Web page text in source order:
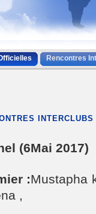
Rencontres
INTERCLUBS
(6Mai 2017)
:Mustapha
,